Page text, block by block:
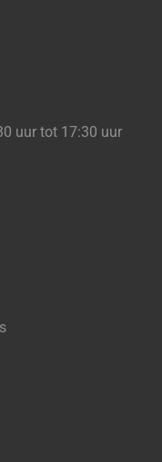
uur tot 17:30 uur